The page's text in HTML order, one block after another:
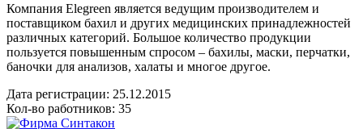
Компания Elegreen является ведущим производителем и
поставщиком бахил и других медицинских принадлежностей
различных категорий. Большое количество продукции
пользуется повышенным спросом – бахилы, маски, перчатки,
баночки для анализов, халаты и многое другое.
Дата регистрации: 25.12.2015
Кол-во работников: 35